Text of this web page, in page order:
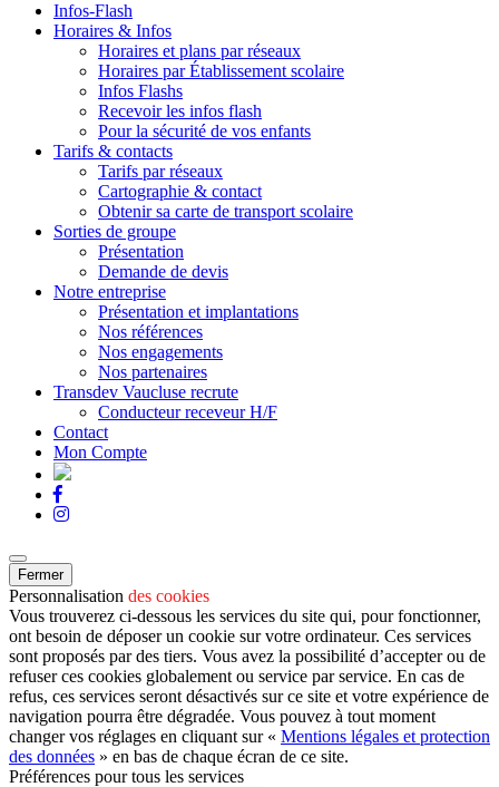
Infos-Flash
Horaires & Infos
Horaires et plans par réseaux
Horaires par Établissement scolaire
Infos Flashs
Recevoir les infos flash
Pour la sécurité de vos enfants
Tarifs & contacts
Tarifs par réseaux
Cartographie & contact
Obtenir sa carte de transport scolaire
Sorties de groupe
Présentation
Demande de devis
Notre entreprise
Présentation et implantations
Nos références
Nos engagements
Nos partenaires
Transdev Vaucluse recrute
Conducteur receveur H/F
Contact
Mon Compte
Fermer
Personnalisation des cookies
Vous trouverez ci-dessous les services du site qui, pour fonctionner,
ont besoin de déposer un cookie sur votre ordinateur. Ces services
sont proposés par des tiers. Vous avez la possibilité d’accepter ou de
refuser ces cookies globalement ou service par service. En cas de
refus, ces services seront désactivés sur ce site et votre expérience de
navigation pourra être dégradée. Vous pouvez à tout moment
changer vos réglages en cliquant sur « Mentions légales et protection
des données » en bas de chaque écran de ce site.
Préférences pour tous les services